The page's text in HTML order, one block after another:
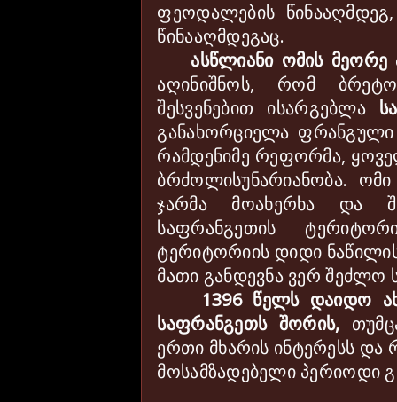
ფეოდალების
წინააღმდეგაც.
ასწლიანი ომის
აღინიშნოს, რომ
შესვენებით ისარგებლა
განახორციელა ფრანგული
რამდენიმე რეფორმა,
ბრძოლისუნარიანობა.
ჯარმა მოახერხა და
საფრანგეთის
ტერიტორიის დიდი
მათი განდევნა ვერ
1396 წელს დაიდო
საფრანგეთს შორის,
ერთი მხარის ინტერესს
მოსამზადებელი პერიოდი